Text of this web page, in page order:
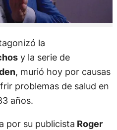
la
y la serie de
, murió hoy por causas
problemas de salud en
años.
por su publicista Roger